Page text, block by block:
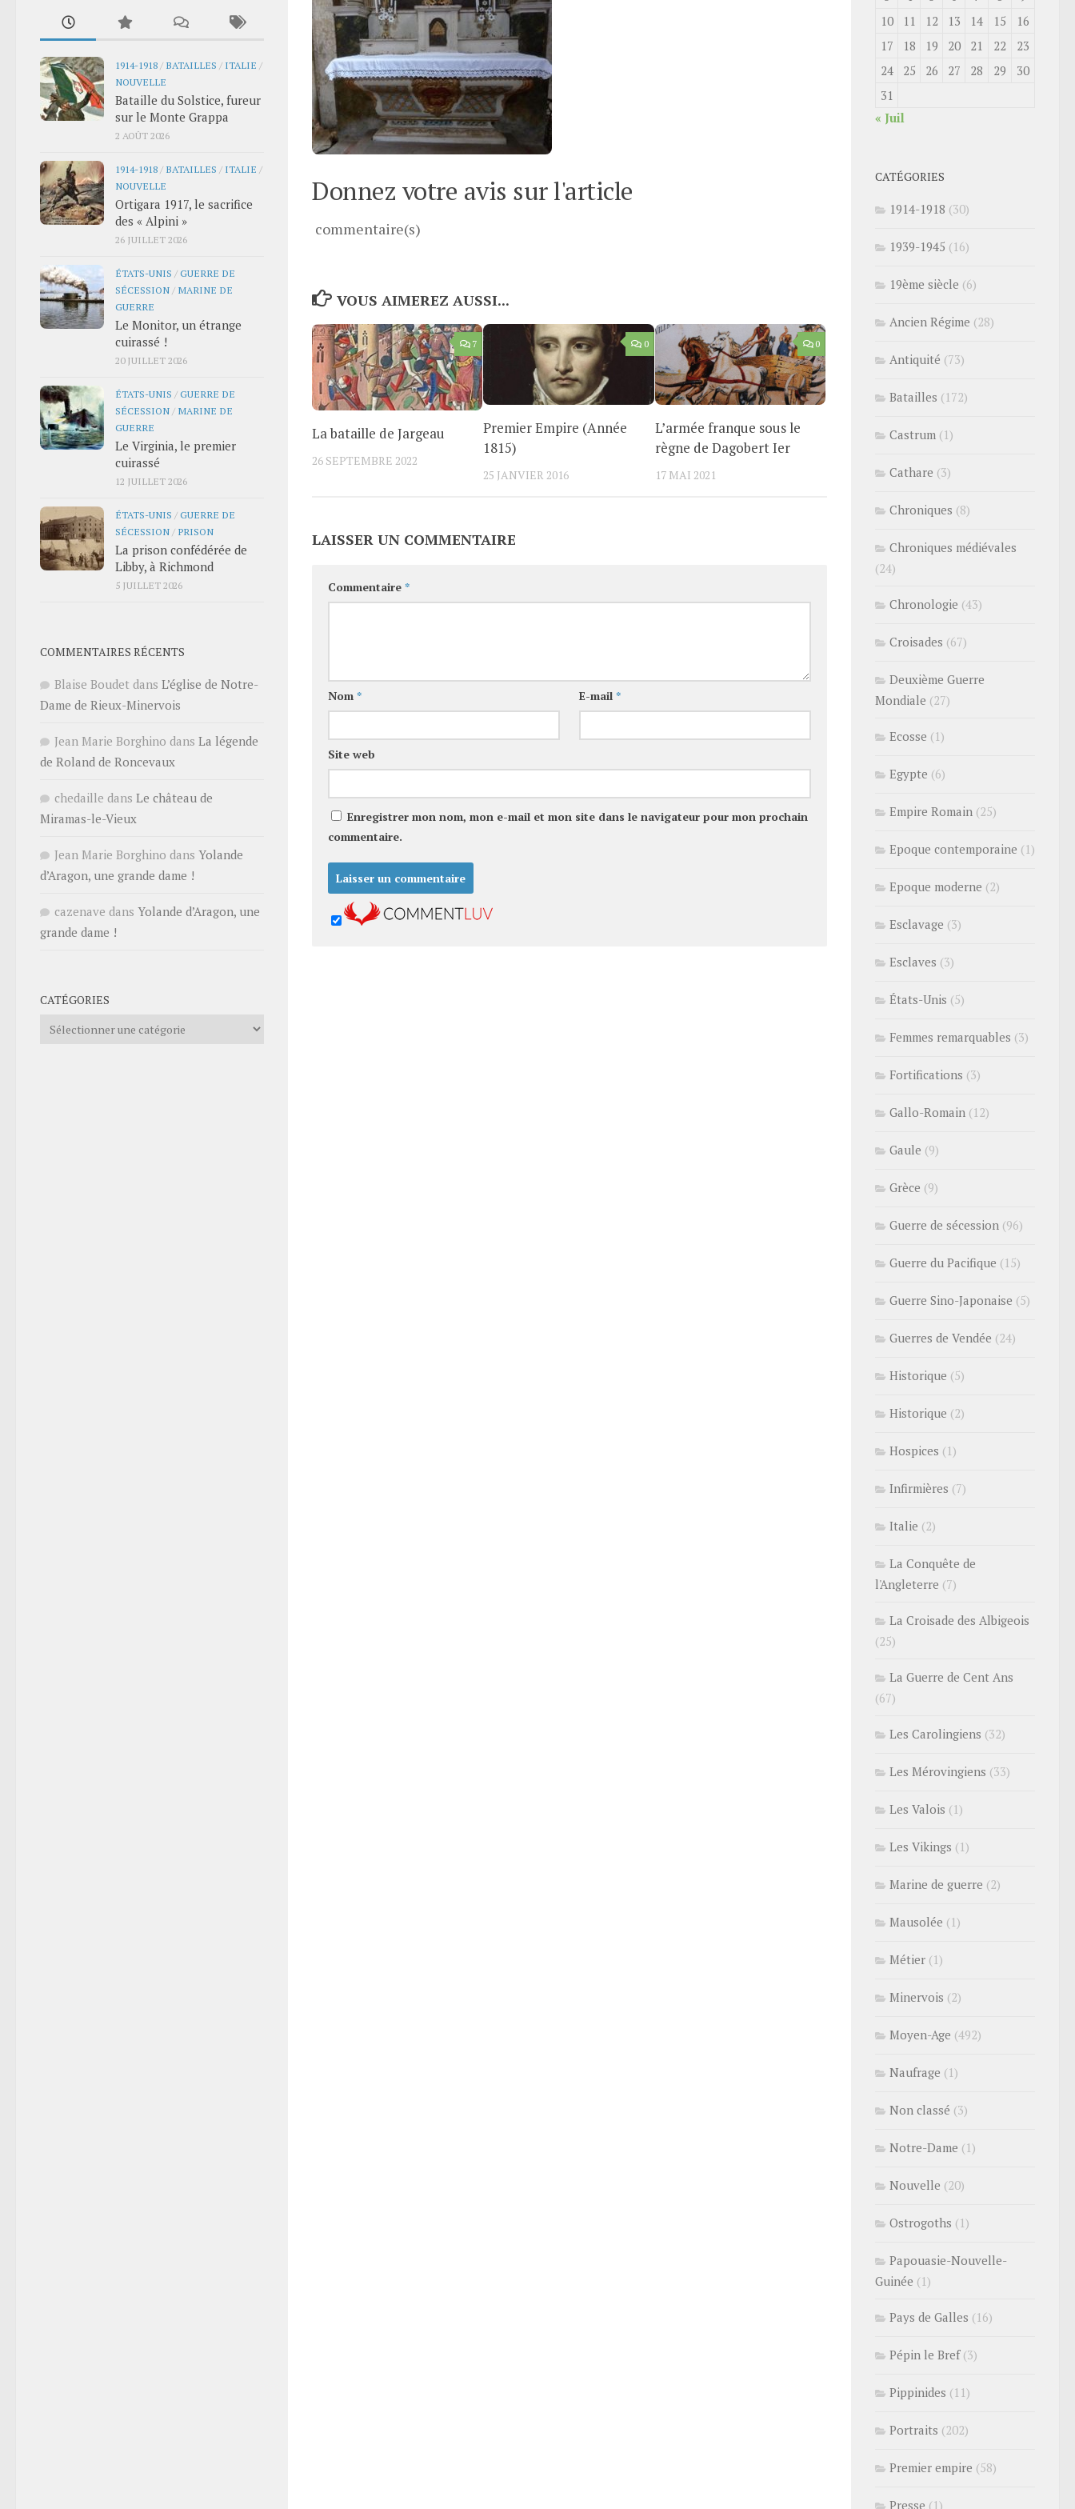
Donnez votre avis sur l'article
commentaire(s)
VOUS AIMEREZ AUSSI...
7
La bataille de Jargeau
26 SEPTEMBRE 2022
0
Premier Empire (Année
1815)
25 JANVIER 2016
0
L’armée franque sous le
règne de Dagobert Ier
17 MAI 2021
LAISSER UN COMMENTAIRE
Commentaire *
Nom * E-mail *
Site web
Enregistrer mon nom, mon e-mail et mon site dans le navigateur pour mon prochain
commentaire.
1914-1918 / BATAILLES / ITALIE /
NOUVELLE
Bataille du Solstice, fureur
sur le Monte Grappa
2 AOÛT 2026
1914-1918 / BATAILLES / ITALIE /
NOUVELLE
Ortigara 1917, le sacrifice
des « Alpini »
26 JUILLET 2026
ÉTATS-UNIS /GUERRE DE
SÉCESSION / MARINE DE
GUERRE
Le Monitor, un étrange
cuirassé !
20 JUILLET 2026
ÉTATS-UNIS /GUERRE DE
SÉCESSION / MARINE DE
GUERRE
Le Virginia, le premier
cuirassé
12 JUILLET 2026
ÉTATS-UNIS /GUERRE DE
SÉCESSION / PRISON
La prison confédérée de
Libby, à Richmond
5 JUILLET 2026
COMMENTAIRES RÉCENTS
Blaise Boudet dans L’église de Notre-
Dame de Rieux-Minervois
Jean Marie Borghino dans La légende
de Roland de Roncevaux
chedaille dans Le château de
Miramas-le-Vieux
Jean Marie Borghino dans Yolande
d’Aragon, une grande dame !
cazenave dans Yolande d’Aragon, une
grande dame !
CATÉGORIES
Catégories
10
11 12 13 14 15
16
17
18 19 20 21 22
23
24
25 26 27 28 29
30
31
« Juil
CATÉGORIES
1914-1918 (30)
1939-1945 (16)
19ème siècle (6)
Ancien Régime (28)
Antiquité (73)
Batailles (172)
Castrum (1)
Cathare (3)
Chroniques (8)
Chroniques médiévales
(24)
Chronologie (43)
Croisades (67)
Deuxième Guerre
Mondiale (27)
Ecosse (1)
Egypte (6)
Empire Romain (25)
Epoque contemporaine (1)
Epoque moderne (2)
Esclavage (3)
Esclaves (3)
États-Unis (5)
Femmes remarquables (3)
Fortifications (3)
Gallo-Romain (12)
Gaule (9)
Grèce (9)
Guerre de sécession (96)
Guerre du Pacifique (15)
Guerre Sino-Japonaise (5)
Guerres de Vendée (24)
Historique (5)
Historique (2)
Hospices (1)
Infirmières (7)
Italie (2)
La Conquête de
l'Angleterre (7)
La Croisade des Albigeois
(25)
La Guerre de Cent Ans
(67)
Les Carolingiens (32)
Les Mérovingiens (33)
Les Valois (1)
Les Vikings (1)
Marine de guerre (2)
Mausolée (1)
Métier (1)
Minervois (2)
Moyen-Age (492)
Naufrage (1)
Non classé (3)
Notre-Dame (1)
Nouvelle (20)
Ostrogoths (1)
Papouasie-Nouvelle-
Guinée (1)
Pays de Galles (16)
Pépin le Bref(3)
Pippinides (11)
Portraits (202)
Premier empire (58)
Presse (1)